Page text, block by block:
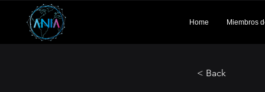
Home Miembros
< Back